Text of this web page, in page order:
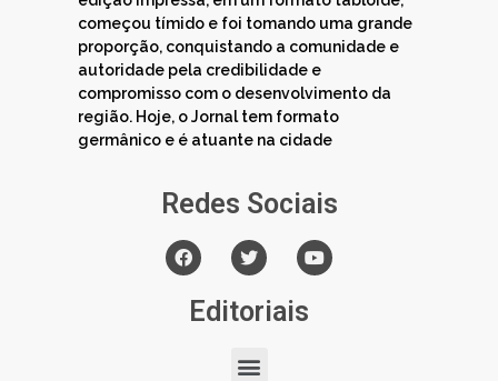
começou tímido e foi tomando uma grande
proporção, conquistando a comunidade e
autoridade pela credibilidade e
compromisso com o desenvolvimento da
região. Hoje, o Jornal tem formato
germânico e é atuante na cidade
Redes Sociais
Editoriais